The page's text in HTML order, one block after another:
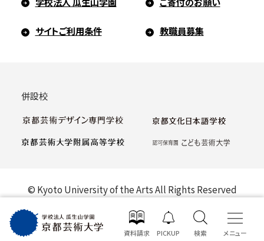
資料請求 検索
PICKUP メニュー
サイトご利用条件 教職員募集
併設校
© Kyoto University of the Arts All Rights Reserved